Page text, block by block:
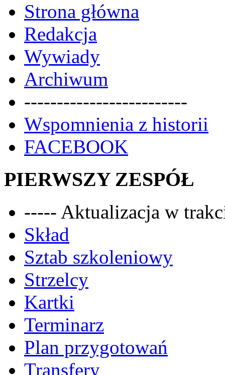
Strona główna
Redakcja
Wywiady
Archiwum
-------------------------
Wspomnienia z historii
FACEBOOK
PIERWSZY ZESPÓŁ
----- Aktualizacja w
Skład
Sztab szkoleniowy
Strzelcy
Kartki
Terminarz
Plan przygotowań
Transfery